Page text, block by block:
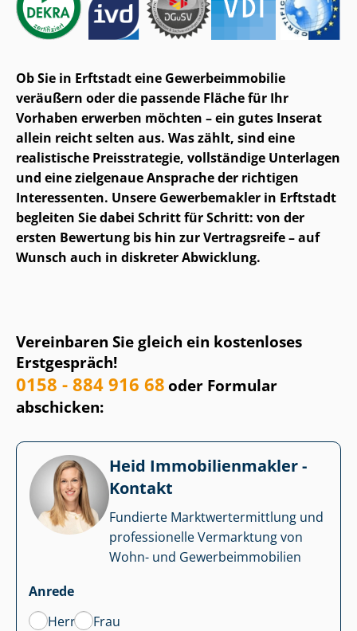
Ob Sie in Erftstadt eine Ge­wer­be­im­mo­bi­lie
veräußern oder die passende Fläche für Ihr
Vorhaben erwerben möchten – ein gutes Inserat
allein reicht selten aus. Was zählt, sind eine
realistische Preisstrategie, vollständige Unterlagen
und eine zielgenaue Ansprache der richtigen
Interessenten. Unsere Gewerbemakler in Erftstadt
begleiten Sie dabei Schritt für Schritt: von der
ersten Bewertung bis hin zur Vertragsreife – auf
Wunsch auch in diskreter Abwicklung.
Vereinbaren Sie gleich ein kostenloses
Erstgespräch!
0158 - 884 916 68oder Formular
abschicken:
Heid Im­mo­bi­li­en­mak­ler -
Kontakt
Fundierte Markt­wert­ermitt­lung und
professionelle Vermarktung von
Wohn- und Ge­wer­be­im­mo­bi­li­en
Anrede
Herr
Frau